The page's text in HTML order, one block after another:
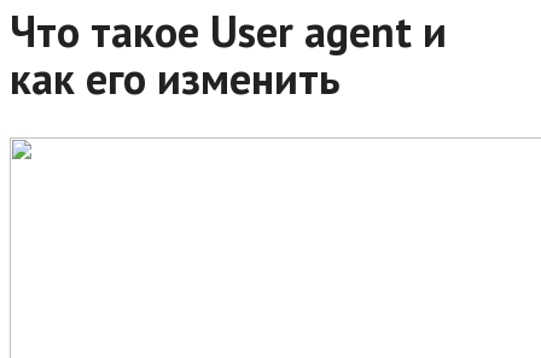
Что такое User agent и
как его изменить